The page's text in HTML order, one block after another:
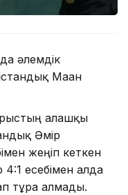
әлемдік
Маан
алғашқы
Әмір
жеңіп кеткен
есебімен алда
тұра алмады.